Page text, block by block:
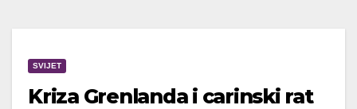
SVIJET
Kriza Grenlanda i carinski rat